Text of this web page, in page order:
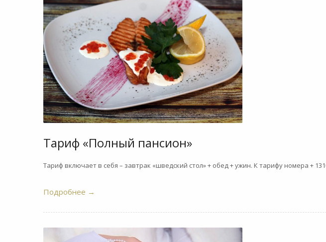
Тариф «Полный пансион»
Тариф включает в себя – завтрак «шведский стол» + обед + ужин. К тарифу номера +
Подробнее →